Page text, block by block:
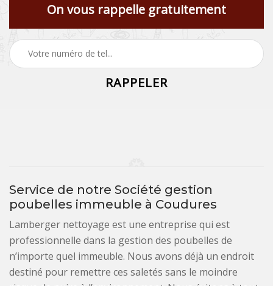
On vous rappelle gratuitement
Service de notre Société gestion
poubelles immeuble à Coudures
Lamberger nettoyage est une entreprise qui est
professionnelle dans la gestion des poubelles de
n’importe quel immeuble. Nous avons déjà un endroit
destiné pour remettre ces saletés sans le moindre